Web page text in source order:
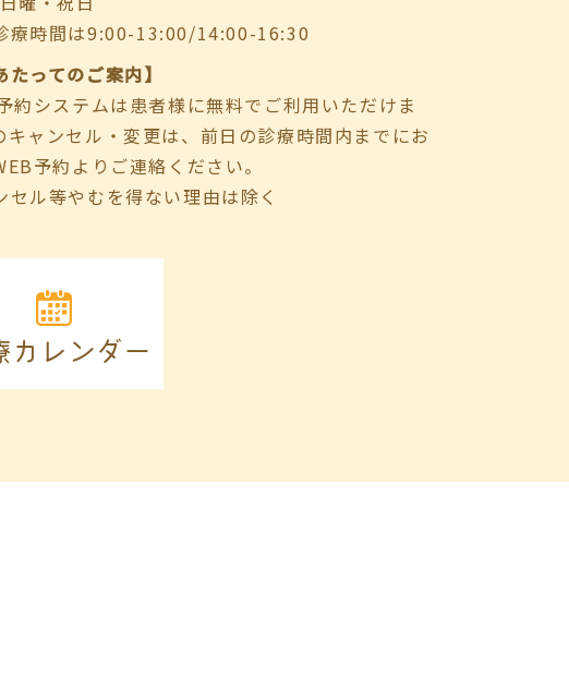
療時間は9:00-13:00/14:00-16:30
たってのご案内】
約システムは患者様に無料でご利用いただけま
キャンセル・変更は、前日の診療時間内までにお
予約よりご連絡ください。
ル等やむを得ない理由は除く
カレンダー